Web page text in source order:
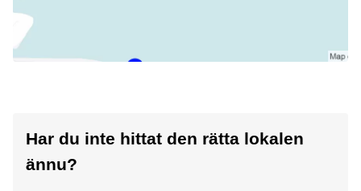
Har du inte hittat den rätta lokalen
ännu?